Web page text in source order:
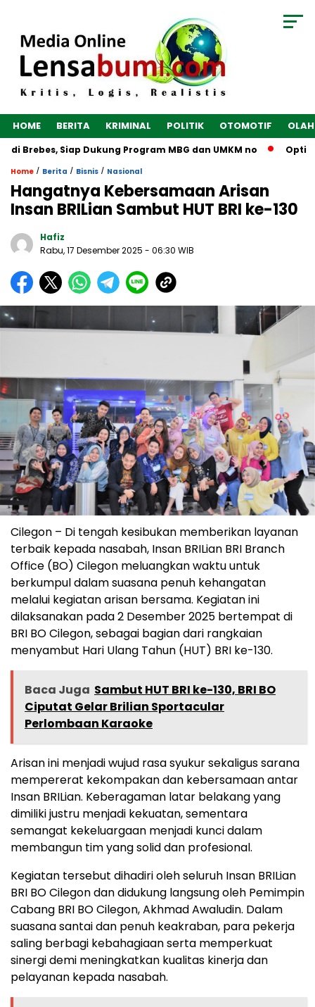
HOME BERITA KRIMINAL POLITIK OTOMOTIF
Brebes, Siap Dukung Program MBG dan UMKM no
Home / Berita / Bisnis / Nasional
Hangatnya Kebersamaan Arisan
Insan BRILian Sambut HUT BRI ke-130
Hafiz
Rabu, 17 Desember 2025 - 06:30 WIB
Cilegon – Di tengah kesibukan memberikan layanan
terbaik kepada nasabah, Insan BRILian BRI Branch
Office (BO) Cilegon meluangkan waktu untuk
berkumpul dalam suasana penuh kehangatan
melalui kegiatan arisan bersama. Kegiatan ini
dilaksanakan pada 2 Desember 2025 bertempat di
BRI BO Cilegon, sebagai bagian dari rangkaian
menyambut Hari Ulang Tahun (HUT) BRI ke-130.
Baca Juga Sambut HUT BRI ke-130, BRI BO
Ciputat Gelar Brilian Sportacular
Perlombaan Karaoke
Arisan ini menjadi wujud rasa syukur sekaligus sarana
mempererat kekompakan dan kebersamaan antar
Insan BRILian. Keberagaman latar belakang yang
dimiliki justru menjadi kekuatan, sementara
semangat kekeluargaan menjadi kunci dalam
membangun tim yang solid dan profesional.
Kegiatan tersebut dihadiri oleh seluruh Insan BRILian
BRI BO Cilegon dan didukung langsung oleh Pemimpin
Cabang BRI BO Cilegon, Akhmad Awaludin. Dalam
suasana santai dan penuh keakraban, para pekerja
saling berbagi kebahagiaan serta memperkuat
sinergi demi meningkatkan kualitas kinerja dan
pelayanan kepada nasabah.